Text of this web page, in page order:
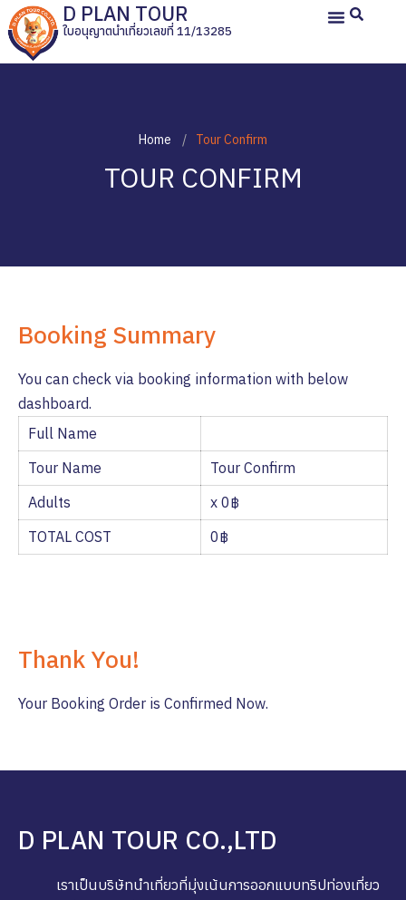
D PLAN TOUR
ใบอนุญาตนำเที่ยวเลขที่ 11/13285
Home Tour Confirm
TOUR CONFIRM
Booking Summary
You can check via booking information with below
dashboard.
Full Name
Tour Name
Tour Confirm
Adults
x 0฿
TOTAL COST
0฿
Thank You!
Your Booking Order is Confirmed Now.
D PLAN TOUR CO.,LTD
เราเป็นบริษัทนำเที่ยวที่มุ่งเน้นการออกแบบทริปท่องเที่ยว